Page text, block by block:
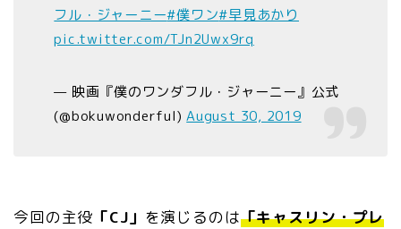
フル・ジャーニー#僕ワン#早見あかり
pic.twitter.com/TJn2Uwx9rq
— 映画『僕のワンダフル・ジャーニー』公式
(@bokuwonderful)August 30, 2019
今回の主役 「CJ」 を演じるのは「キャスリン・プレ